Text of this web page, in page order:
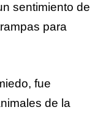
sentimiento de
para
fue
de la